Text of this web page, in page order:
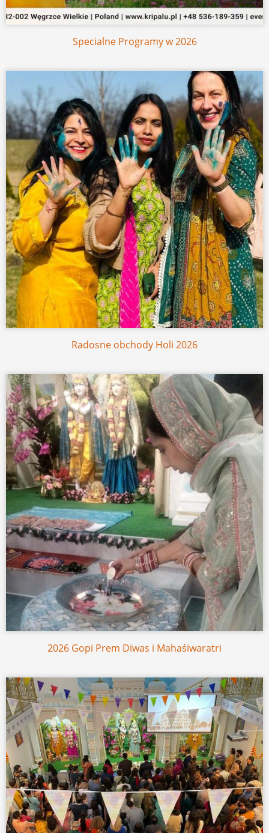
Specialne Programy w 2026
Radosne obchody Holi 2026
2026 Gopi Prem Diwas i Mahaśiwaratri